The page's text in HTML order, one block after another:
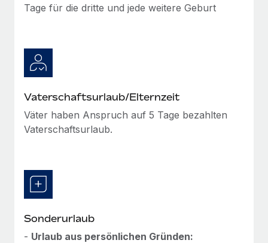
Tage für die dritte und jede weitere Geburt
Vaterschaftsurlaub/Elternzeit
Väter haben Anspruch auf 5 Tage bezahlten
Vaterschaftsurlaub.
Sonderurlaub
- Urlaub aus persönlichen Gründen: